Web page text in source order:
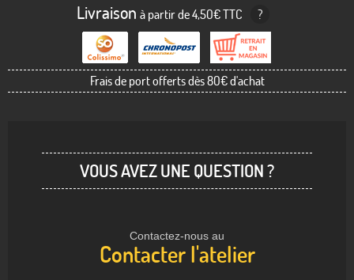
Livraison à partir de 4,50€ TTC ?
Frais de port offerts dès 80€ d'achat
VOUS AVEZ UNE QUESTION ?
Contactez-nous au
Contacter l'atelier